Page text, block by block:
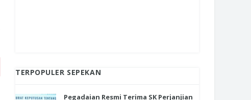
TERPOPULER SEPEKAN
Pegadaian Resmi Terima SK Perjanjian